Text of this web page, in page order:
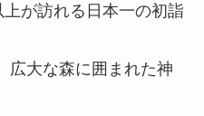
が訪れる日本一の初詣
広大な森に囲まれた神